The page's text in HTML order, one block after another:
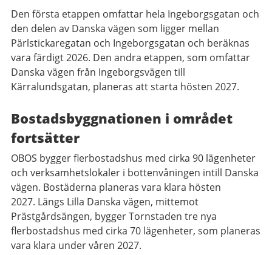
Den första etappen omfattar hela Ingeborgsgatan och
den delen av Danska vägen som ligger mellan
Pärlstickaregatan och Ingeborgsgatan och beräknas
vara färdigt 2026. Den andra etappen, som omfattar
Danska vägen från Ingeborgsvägen till
Kärralundsgatan, planeras att starta hösten 2027.
Bostadsbyggnationen i området
fortsätter
OBOS bygger flerbostadshus med cirka 90 lägenheter
och verksamhetslokaler i bottenvåningen intill Danska
vägen. Bostäderna planeras vara klara hösten
2027. Längs Lilla Danska vägen, mittemot
Prästgårdsängen, bygger Tornstaden tre nya
flerbostadshus med cirka 70 lägenheter, som planeras
vara klara under våren 2027.